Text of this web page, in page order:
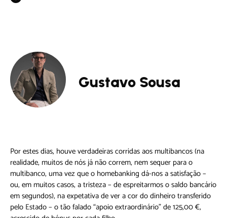
Gustavo Sousa
Por estes dias, houve verdadeiras corridas aos multibancos (na
realidade, muitos de nós já não correm, nem sequer para o
multibanco, uma vez que o homebanking dá-nos a satisfação –
ou, em muitos casos, a tristeza – de espreitarmos o saldo bancário
em segundos), na expetativa de ver a cor do dinheiro transferido
pelo Estado – o tão falado “apoio extraordinário” de 125,00 €,